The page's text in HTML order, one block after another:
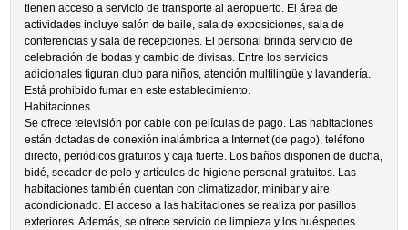
tienen acceso a servicio de transporte al aeropuerto. El área de
actividades incluye salón de baile, sala de exposiciones, sala de
conferencias y sala de recepciones. El personal brinda servicio de
celebración de bodas y cambio de divisas. Entre los servicios
adicionales figuran club para niños, atención multilingüe y lavandería.
Está prohibido fumar en este establecimiento.
Habitaciones.
Se ofrece televisión por cable con películas de pago. Las habitaciones
están dotadas de conexión inalámbrica a Internet (de pago), teléfono
directo, periódicos gratuitos y caja fuerte. Los baños disponen de ducha,
bidé, secador de pelo y artículos de higiene personal gratuitos. Las
habitaciones también cuentan con climatizador, minibar y aire
acondicionado. El acceso a las habitaciones se realiza por pasillos
exteriores. Además, se ofrece servicio de limpieza y los huéspedes